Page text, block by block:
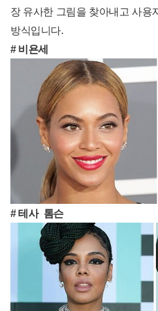
장 유사한 그림을 찾아내고 사용
방식입니다.
# 비욘세
# 테사 톰슨